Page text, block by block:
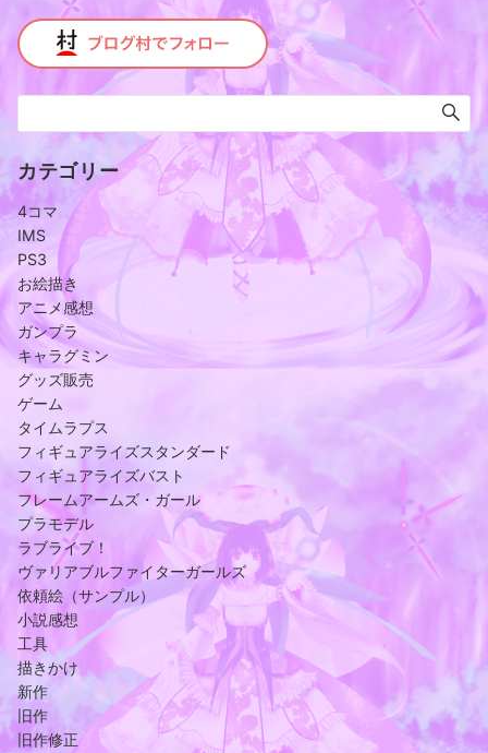
カテゴリー
4コマ
IMS
PS3
お絵描き
アニメ感想
ガンプラ
キャラグミン
グッズ販売
ゲーム
タイムラプス
フィギュアライズスタンダード
フィギュアライズバスト
フレームアームズ・ガール
プラモデル
ラブライブ！
ヴァリアブルファイターガールズ
依頼絵（サンプル）
小説感想
工具
描きかけ
新作
旧作
旧作修正